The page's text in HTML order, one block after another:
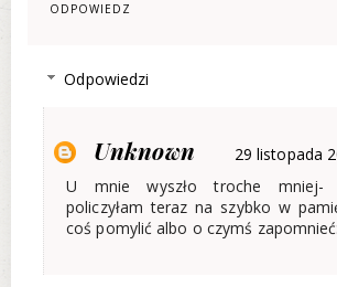
ODPOWIEDZ
Odpowiedzi
Unknown
29 listopada
U mnie wyszło troche mniej-
policzyłam teraz na szybko w
coś pomylić albo o czymś